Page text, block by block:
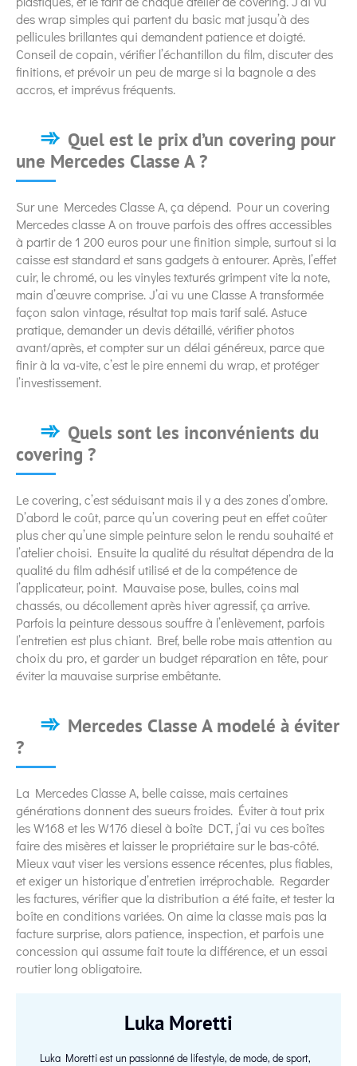
des wrap simples qui partent du basic mat jusqu’à des
pellicules brillantes qui demandent patience et doigté.
Conseil de copain, vérifier l’échantillon du film, discuter des
finitions, et prévoir un peu de marge si la bagnole a des
accros, et imprévus fréquents.
Quel est le prix d’un covering pour
une Mercedes Classe A ?
Sur une Mercedes Classe A, ça dépend. Pour un covering
Mercedes classe A on trouve parfois des offres accessibles
à partir de 1 200 euros pour une finition simple, surtout si la
caisse est standard et sans gadgets à entourer. Après, l’effet
cuir, le chromé, ou les vinyles texturés grimpent vite la note,
main d’œuvre comprise. J’ai vu une Classe A transformée
façon salon vintage, résultat top mais tarif salé. Astuce
pratique, demander un devis détaillé, vérifier photos
avant/après, et compter sur un délai généreux, parce que
finir à la va-vite, c’est le pire ennemi du wrap, et protéger
l’investissement.
Quels sont les inconvénients du
covering ?
Le covering, c’est séduisant mais il y a des zones d’ombre.
D’abord le coût, parce qu’un covering peut en effet coûter
plus cher qu’une simple peinture selon le rendu souhaité et
l’atelier choisi. Ensuite la qualité du résultat dépendra de la
qualité du film adhésif utilisé et de la compétence de
l’applicateur, point. Mauvaise pose, bulles, coins mal
chassés, ou décollement après hiver agressif, ça arrive.
Parfois la peinture dessous souffre à l’enlèvement, parfois
l’entretien est plus chiant. Bref, belle robe mais attention au
choix du pro, et garder un budget réparation en tête, pour
éviter la mauvaise surprise embêtante.
Mercedes Classe A modelé à éviter
?
La Mercedes Classe A, belle caisse, mais certaines
générations donnent des sueurs froides. Éviter à tout prix
les W168 et les W176 diesel à boîte DCT, j’ai vu ces boîtes
faire des misères et laisser le propriétaire sur le bas-côté.
Mieux vaut viser les versions essence récentes, plus fiables,
et exiger un historique d’entretien irréprochable. Regarder
les factures, vérifier que la distribution a été faite, et tester la
boîte en conditions variées. On aime la classe mais pas la
facture surprise, alors patience, inspection, et parfois une
concession qui assume fait toute la différence, et un essai
routier long obligatoire.
Luka Moretti
Luka Moretti est un passionné de lifestyle, de mode, de sport,